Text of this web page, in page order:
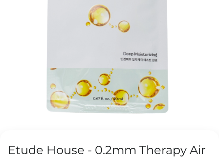
Etude House - 0.2mm Therapy Air